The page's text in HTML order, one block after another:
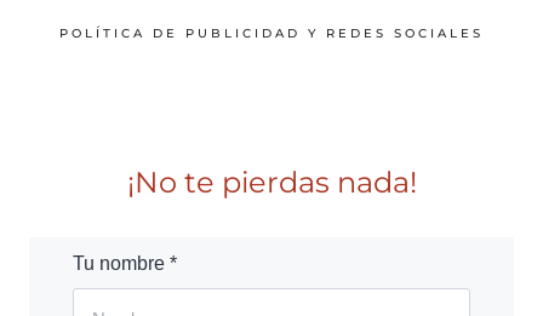
POLÍTICA DE PUBLICIDAD Y REDES SOCIALES
¡No te pierdas nada!
Tu nombre *